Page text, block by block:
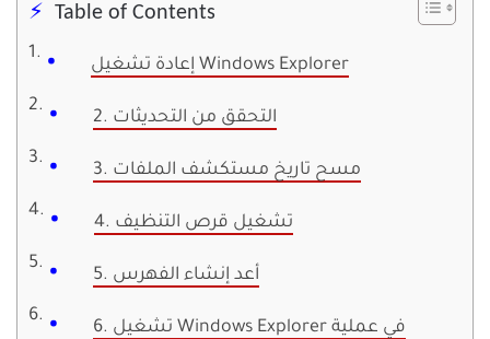
Table of Contents
إعادة تشغيل Windows Explorer
2. التحقق من التحديثات
3. مسح تاريخ مستكشف الملفات
4. تشغيل قرص التنظيف
5. أعد إنشاء الفهرس
6. تشغيل Windows Explorer في عملية